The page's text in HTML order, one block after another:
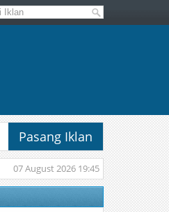
Pasang Iklan
07 August 2026 19:45